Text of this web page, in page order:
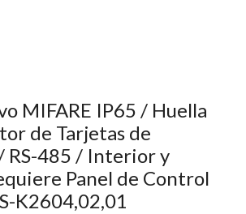
MIFARE IP65 / Huella
de Tarjetas de
RS-485 / Interior y
Panel de Control
K2604,02,01